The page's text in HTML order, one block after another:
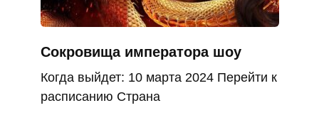
Сокровища императора шоу
Когда выйдет: 10 марта 2024 Перейти к
расписанию Страна